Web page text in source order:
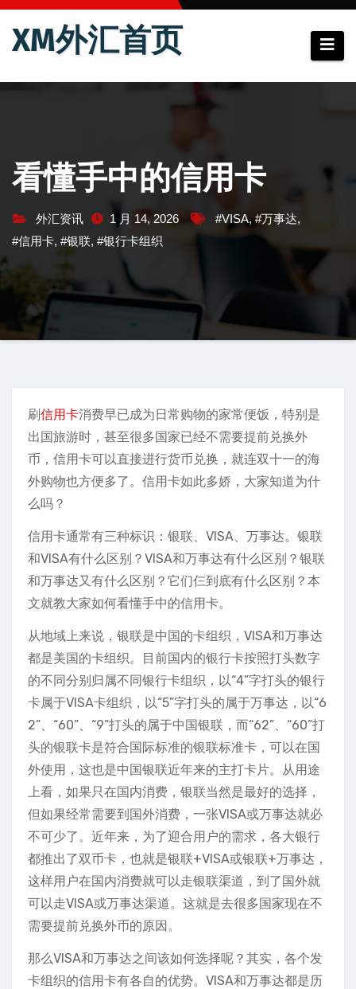
跳
XM外汇首页
看懂手中的信用卡
外汇资讯 1 月 14, 2026 #VISA,#万事达,
#信用卡, #银联, #银行卡组织
刷信用卡消费早已成为日常购物的家常便饭，特别是
出国旅游时，甚至很多国家已经不需要提前兑换外
币，信用卡可以直接进行货币兑换，就连双十一的海
外购物也方便多了。信用卡如此多娇，大家知道为什
么吗？
信用卡通常有三种标识：银联、VISA、万事达。银联
和VISA有什么区别？VISA和万事达有什么区别？银联
和万事达又有什么区别？它们仨到底有什么区别？本
文就教大家如何看懂手中的信用卡。
从地域上来说，银联是中国的卡组织，VISA和万事达
都是美国的卡组织。目前国内的银行卡按照打头数字
的不同分别归属不同银行卡组织，以“4”字打头的银行
卡属于VISA卡组织，以“5”字打头的属于万事达，以“6
2”、“60”、“9”打头的属于中国银联，而“62”、“60”打
头的银联卡是符合国际标准的银联标准卡，可以在国
外使用，这也是中国银联近年来的主打卡片。从用途
上看，如果只在国内消费，银联当然是最好的选择，
但如果经常需要到国外消费，一张VISA或万事达就必
不可少了。近年来，为了迎合用户的需求，各大银行
都推出了双币卡，也就是银联+VISA或银联+万事达，
这样用户在国内消费就可以走银联渠道，到了国外就
可以走VISA或万事达渠道。这就是去很多国家现在不
需要提前兑换外币的原因。
那么VISA和万事达之间该如何选择呢？其实，各个发
卡组织的信用卡有各自的优势。VISA和万事达都是历